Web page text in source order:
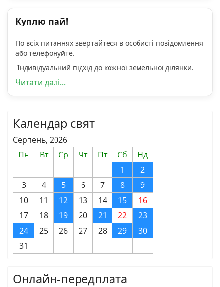
Куплю пай!
По всіх питаннях звертайтеся в особисті повідомлення
або телефонуйте.
Індивідуальний підхід до кожної земельної ділянки.
Читати далі...
Календар свят
Серпень, 2026
Пн
Вт Ср Чт Пт Сб
Нд
1
2
3
4 5 6 7 8
9
10
11 12 13 14 15
16
17
18 19 20 21 22
23
24
25 26 27 28 29
30
31
Онлайн-передплата